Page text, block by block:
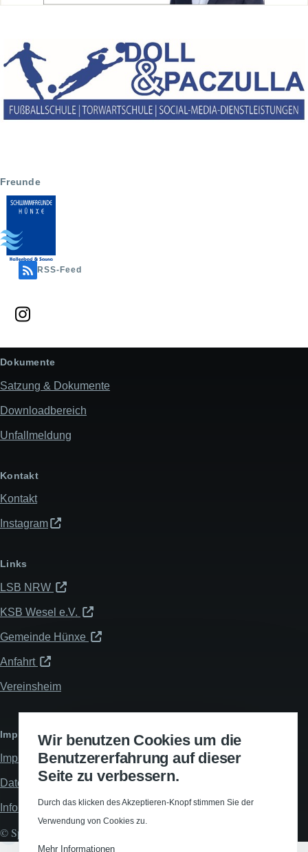
Wir benutzen Cookies um die
Benutzererfahrung auf dieser
Seite zu verbessern.
Durch das klicken des Akzeptieren-Knopf stimmen Sie der
Verwendung von Cookies zu.
Mehr Informationen
Freunde
RSS-Feed
Dokumente
Satzung & Dokumente
Downloadbereich
Unfallmeldung
Kontakt
Kontakt
Instagram
Links
LSB NRW
KSB Wesel e.V.
Gemeinde Hünxe
Anfahrt
Vereinsheim
Impressum & Datenschutz
Impressum
Datenschutzerklärung
Informationspflichten
© Spiel- und Turnverein Hünxe 1912 e.V., All rights reserved.